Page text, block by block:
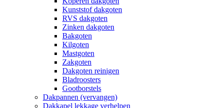
Kunststof dakgoten
RVS dakgoten
Zinken dakgoten
Bakgoten
Kilgoten
Mastgoten
Zakgoten
Dakgoten reinigen
Bladroosters
Gootborstels
Dakpannen (vervangen)
Dakkapel lekkage verhelpen